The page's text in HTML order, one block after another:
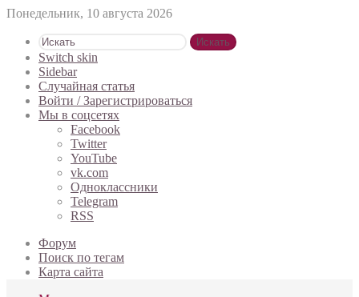
Понедельник, 10 августа 2026
Искать
Switch skin
Sidebar
Случайная статья
Войти / Зарегистрироваться
Мы в соцсетях
Facebook
Twitter
YouTube
vk.com
Одноклассники
Telegram
RSS
Форум
Поиск по тегам
Карта сайта